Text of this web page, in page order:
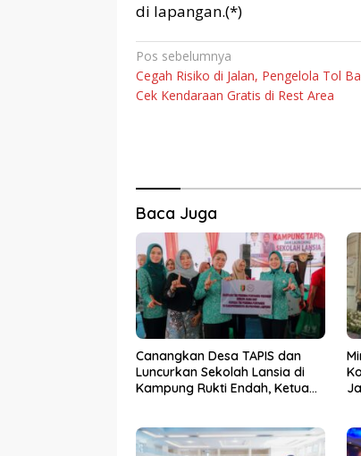
di lapangan.(*)
Navigasi
pos
Pos sebelumnya
Cegah Risiko di Jalan, Pengelola Tol
Cek Kendaraan Gratis di Rest Area
Baca Juga
Canangkan Desa TAPIS dan
Luncurkan Sekolah Lansia di
Kampung Rukti Endah, Ketua
dari Desa